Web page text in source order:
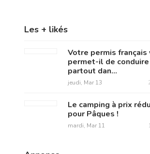
Les + likés
Votre permis français
permet-il de conduire
partout dan...
jeudi, Mar 13
Le camping à prix
pour Pâques !
mardi, Mar 11